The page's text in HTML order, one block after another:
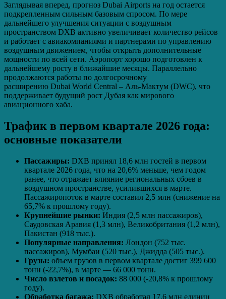
Заглядывая вперед, прогноз Dubai Airports на год остается
подкрепленным сильным базовым спросом. По мере
дальнейшего улучшения ситуации с воздушным
пространством DXB активно увеличивает количество рейсов
и работает с авиакомпаниями и партнерами по управлению
воздушным движением, чтобы открыть дополнительные
мощности по всей сети. Аэропорт хорошо подготовлен к
дальнейшему росту в ближайшие месяцы. Параллельно
продолжаются работы по долгосрочному
расширению Dubai World Central – Аль-Мактум (DWC), что
поддерживает будущий рост Дубая как мирового
авиационного хаба.
Трафик в первом квартале 2026 года:
основные показатели
Пассажиры: DXB принял 18,6 млн гостей в первом
квартале 2026 года, что на 20,6% меньше, чем годом
ранее, что отражает влияние региональных сбоев в
воздушном пространстве, усилившихся в марте.
Пассажиропоток в марте составил 2,5 млн (снижение на
65,7% к прошлому году).
Крупнейшие рынки: Индия (2,5 млн пассажиров),
Саудовская Аравия (1,3 млн), Великобритания (1,2 млн),
Пакистан (918 тыс.).
Популярные направления: Лондон (752 тыс.
пассажиров), Мумбаи (520 тыс.), Джидда (505 тыс.).
Грузы: объем грузов в первом квартале достиг 399 600
тонн (-22,7%), в марте — 66 000 тонн.
Число взлетов и посадок: 88 000 (-20,8% к прошлому
году).
Обработка багажа: DXB обработал 17,6 млн единиц